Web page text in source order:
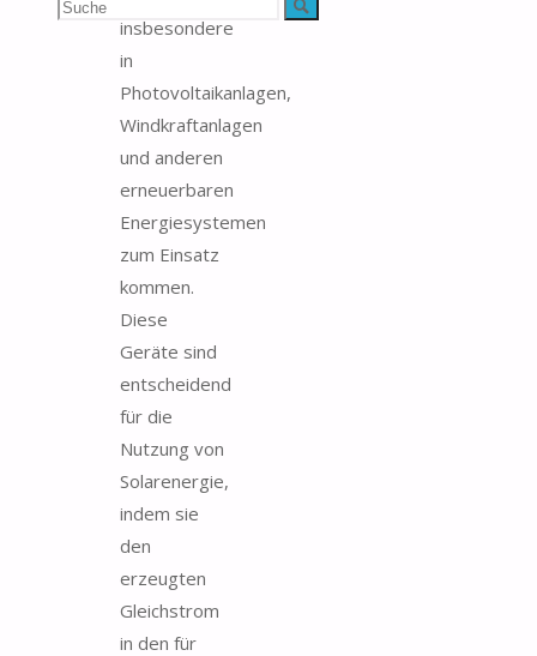
Suchen Suche
insbesondere
in
Photovoltaikanlagen,
Windkraftanlagen
und anderen
erneuerbaren
Energiesystemen
zum Einsatz
kommen.
Diese
Geräte sind
entscheidend
für die
Nutzung von
Solarenergie,
indem sie
den
erzeugten
Gleichstrom
in den für